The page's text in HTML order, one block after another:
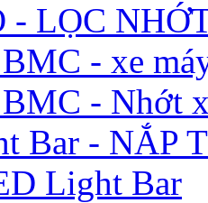
- LỌC
- xe
- Nhớt
Bar - NẮP
Light Bar